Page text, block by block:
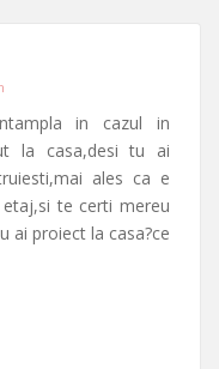
in cazul in
la casa,desi tu ai
ales ca e
te certi mereu
ai proiect la casa?ce